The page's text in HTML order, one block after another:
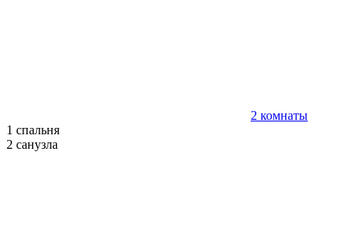
2 комнаты
1 спальня
2 санузла